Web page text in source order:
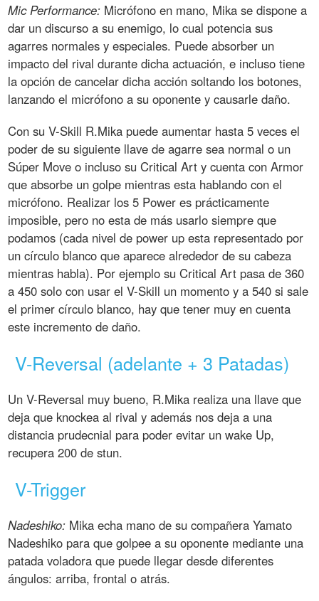
Mic Performance: Micrófono en mano, Mika se dispone a
dar un discurso a su enemigo, lo cual potencia sus
agarres normales y especiales. Puede absorber un
impacto del rival durante dicha actuación, e incluso tiene
la opción de cancelar dicha acción soltando los botones,
lanzando el micrófono a su oponente y causarle daño.
Con su V-Skill R.Mika puede aumentar hasta 5 veces el
poder de su siguiente llave de agarre sea normal o un
Súper Move o incluso su Critical Art y cuenta con Armor
que absorbe un golpe mientras esta hablando con el
micrófono. Realizar los 5 Power es prácticamente
imposible, pero no esta de más usarlo siempre que
podamos (cada nivel de power up esta representado por
un círculo blanco que aparece alrededor de su cabeza
mientras habla). Por ejemplo su Critical Art pasa de 360
a 450 solo con usar el V-Skill un momento y a 540 si sale
el primer círculo blanco, hay que tener muy en cuenta
este incremento de daño.
V-Reversal (adelante + 3 Patadas)
Un V-Reversal muy bueno, R.Mika realiza una llave que
deja que knockea al rival y además nos deja a una
distancia prudecnial para poder evitar un wake Up,
recupera 200 de stun.
V-Trigger
Nadeshiko: Mika echa mano de su compañera Yamato
Nadeshiko para que golpee a su oponente mediante una
patada voladora que puede llegar desde diferentes
ángulos: arriba, frontal o atrás.